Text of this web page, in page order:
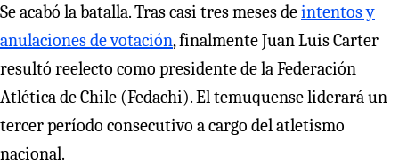
Se acabó la batalla. Tras casi tres meses deintentos y
anulaciones de votación, finalmente Juan Luis Carter
resultó reelecto como presidente de la Federación
Atlética de Chile (Fedachi). El temuquense liderará un
tercer período consecutivo a cargo del atletismo
nacional.